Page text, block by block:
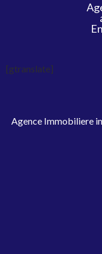
[gtranslate]
Agence Immobiliere